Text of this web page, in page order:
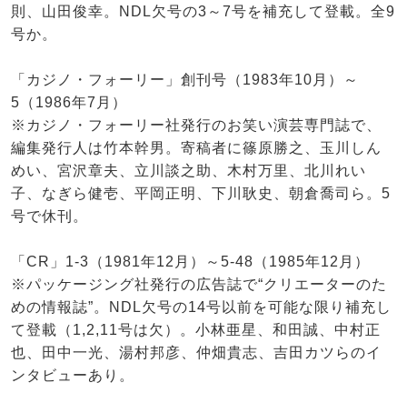
則、山田俊幸。NDL欠号の3～7号を補充して登載。全9
号か。
「カジノ・フォーリー」創刊号（1983年10月）～
5（1986年7月）
※カジノ・フォーリー社発行のお笑い演芸専門誌で、
編集発行人は竹本幹男。寄稿者に篠原勝之、玉川しん
めい、宮沢章夫、立川談之助、木村万里、北川れい
子、なぎら健壱、平岡正明、下川耿史、朝倉喬司ら。5
号で休刊。
「CR」1-3（1981年12月）～5-48（1985年12月）
※パッケージング社発行の広告誌で“クリエーターのた
めの情報誌”。NDL欠号の14号以前を可能な限り補充し
て登載（1,2,11号は欠）。小林亜星、和田誠、中村正
也、田中一光、湯村邦彦、仲畑貴志、吉田カツらのイ
ンタビューあり。